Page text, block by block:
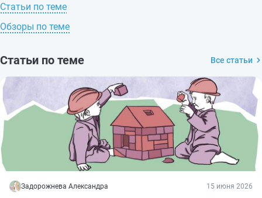
Статьи по теме Все статьи
Задорожнева Александра 15 июня 2026
Статьи по теме
Обзоры по теме